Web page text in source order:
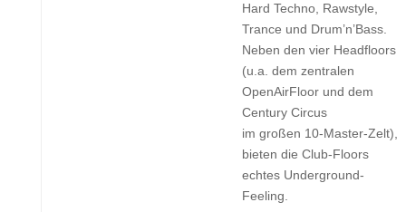
Hard Techno, Rawstyle,
Trance und Drum’n’Bass.
Neben den vier Headfloors
(u.a. dem zentralen
OpenAirFloor und dem
Century Circus
im großen 10-Master-Zelt),
bieten die Club-Floors
echtes Underground-
Feeling.